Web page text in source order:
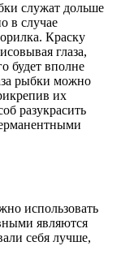
служат дольше
в случае
Краску
глаза,
будет вполне
рыбки можно
их
разукрасить
использовать
являются
себя лучше,